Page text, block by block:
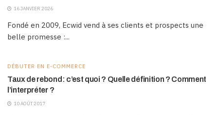
16 JANVIER 2026
Fondé en 2009, Ecwid vend à ses clients et prospects une
belle promesse :...
DÉBUTER EN E-COMMERCE
Taux de rebond: c’est quoi ? Quelle définition ? Comment
l’interpréter ?
10 AOÛT 2017